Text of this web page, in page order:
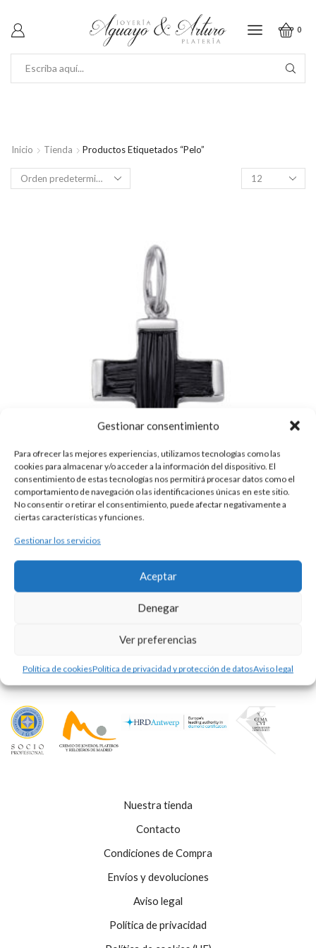
Gestionar consentimiento
Para ofrecer las mejores experiencias, utilizamos tecnologías como las
cookies para almacenar y/o acceder a la información del dispositivo. El
consentimiento de estas tecnologías nos permitirá procesar datos como el
comportamiento de navegación o las identificaciones únicas en este sitio.
No consentir o retirar el consentimiento, puede afectar negativamente a
ciertas características y funciones.
Gestionar los servicios
Aceptar
Denegar
Ver preferencias
Política de cookiesPolítica de privacidad y protección de datosAviso legal
0
Inicio Tienda Productos Etiquetados “pelo”
Productos
por
CRUZ DE PLATA Y PELO
95,00€
Esta es una pieza única al ser realizada de manera artesanal en
nuestros talleres de Madrid, España. Es por ello por lo que sus
características y precio pueden variar de una pieza a otra. Para
Nuestra tienda
Contacto
Condiciones de Compra
Envíos y devoluciones
Aviso legal
Política de privacidad